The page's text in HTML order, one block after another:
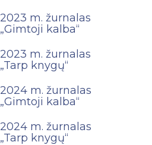
2023 m. žurnalas
„Gimtoji kalba“
2023 m. žurnalas
„Tarp knygų“
2024 m. žurnalas
„Gimtoji kalba“
2024 m. žurnalas
„Tarp knygų“